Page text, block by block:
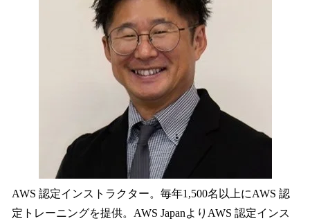
AWS 認定インストラクター。毎年1,500名以上にAWS 認
定トレーニングを提供。AWS JapanよりAWS 認定インス